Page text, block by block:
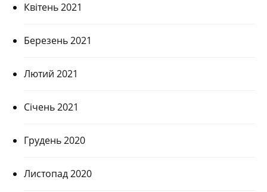
Квітень 2021
Березень 2021
Лютий 2021
Січень 2021
Грудень 2020
Листопад 2020